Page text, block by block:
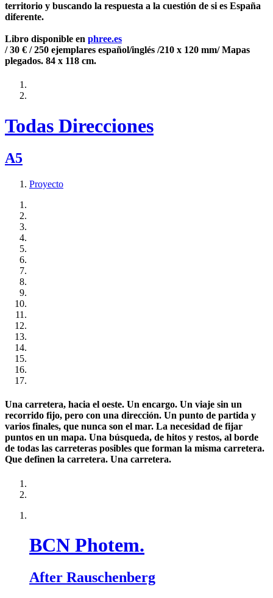
territorio y buscando la respuesta a la cuestión de si es España
diferente.
Libro disponible en phree.es
/ 30 € / 250 ejemplares español/inglés /210 x 120 mm/ Mapas
plegados. 84 x 118 cm.
Todas Direcciones
A5
Proyecto
Una carretera, hacia el oeste. Un encargo. Un viaje sin un
recorrido fijo, pero con una dirección. Un punto de partida y
varios finales, que nunca son el mar. La necesidad de fijar
puntos en un mapa. Una búsqueda, de hitos y restos, al borde
de todas las carreteras posibles que forman la misma carretera.
Que definen la carretera. Una carretera.
BCN Photem.
After Rauschenberg